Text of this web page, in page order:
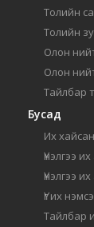
Толийн
Толийн
Олон
Олон
Тайлбар
Бусад
Их
Үнэлгээ
Үнэлгээ
Үг их
Тайлбар